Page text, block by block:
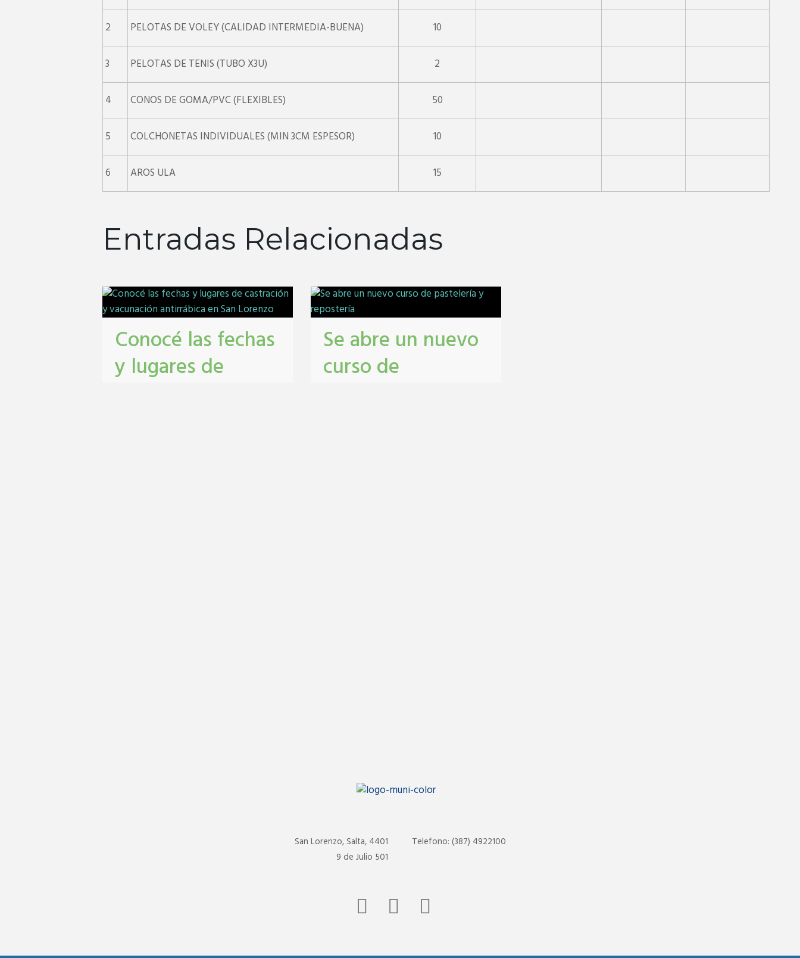
2 PELOTAS DE VOLEY (CALIDAD INTERMEDIA-BUENA) 10
3 PELOTAS DE TENIS (TUBO X3U) 2
4 CONOS DE GOMA/PVC (FLEXIBLES) 50
5 COLCHONETAS INDIVIDUALES (MIN 3CM ESPESOR) 10
6 AROS ULA 15
Entradas Relacionadas
Conocé las fechas
y lugares de
Se abre un nuevo
curso de
Telefono: (387) 4922100
San Lorenzo, Salta, 4401
9 de Julio 501